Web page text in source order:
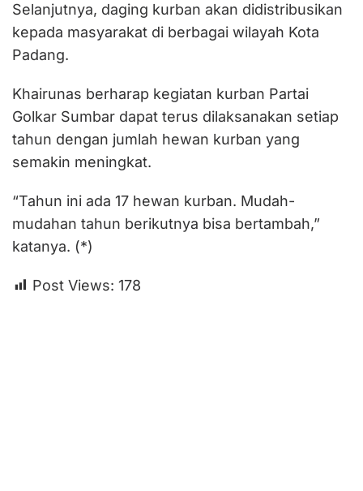
Selanjutnya, daging kurban akan didistribusikan
kepada masyarakat di berbagai wilayah Kota
Padang.
Khairunas berharap kegiatan kurban Partai
Golkar Sumbar dapat terus dilaksanakan setiap
tahun dengan jumlah hewan kurban yang
semakin meningkat.
“Tahun ini ada 17 hewan kurban. Mudah-
mudahan tahun berikutnya bisa bertambah,”
katanya. (*)
Post Views: 178